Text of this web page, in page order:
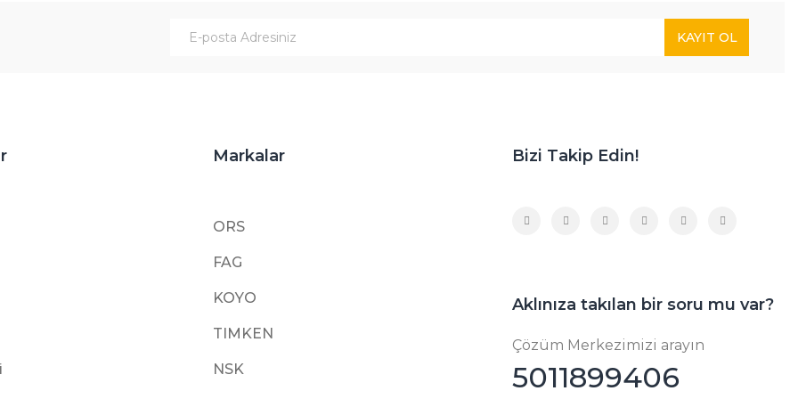
KAYIT OL
Markalar
ORS
FAG
KOYO
TIMKEN
NSK
Bizi Takip Edin!
Aklınıza takılan bir soru mu var?
Çözüm Merkezimizi arayın
5011899406